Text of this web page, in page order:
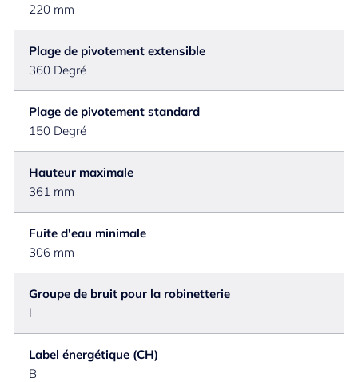
220 mm
Plage de pivotement extensible
360 Degré
Plage de pivotement standard
150 Degré
Hauteur maximale
361 mm
Fuite d'eau minimale
306 mm
Groupe de bruit pour la robinetterie
I
Label énergétique (CH)
B